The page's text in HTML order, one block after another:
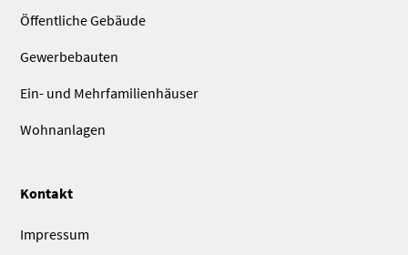
Öffentliche Gebäude
Gewerbebauten
Ein- und Mehrfamilien­häuser
Wohnanlagen
Kontakt
Impressum